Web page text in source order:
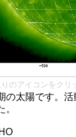
のアイコンをクリ
の太陽です。
。